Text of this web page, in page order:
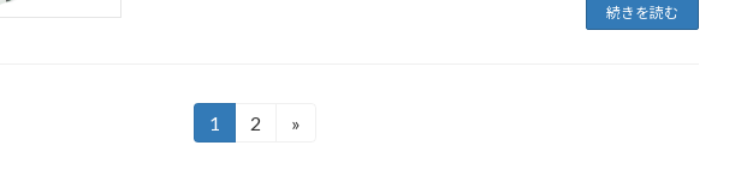
続きを読む
固
1
固
2 »